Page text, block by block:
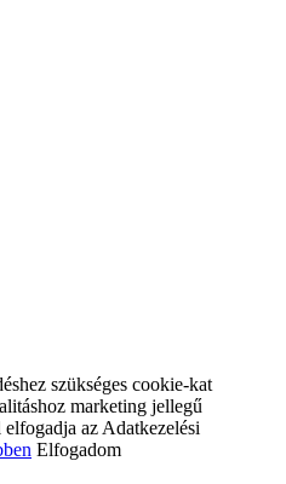
szükséges cookie-kat
marketing jellegű
az Adatkezelési
Elfogadom